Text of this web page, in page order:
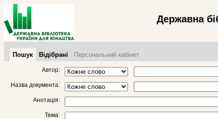
Державна
Пошук Відібрані Персональний кабінет
Автор:
Назва документа:
Анотація:
Тема: